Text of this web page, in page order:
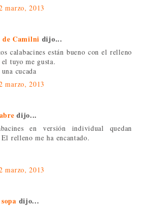
marzo, 2013
de Camilni dijo...
calabacines están bueno con el relleno
tuyo me gusta.
cucada
marzo, 2013
dijo...
en versión individual quedan
relleno me ha encantado.
marzo, 2013
dijo...